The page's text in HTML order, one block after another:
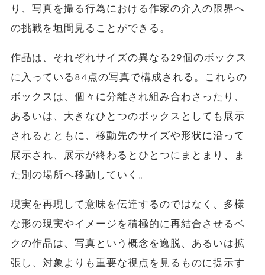
り、写真を撮る行為における作家の介入の限界へ
の挑戦を垣間見ることができる。
作品は、それぞれサイズの異なる29個のボックス
に入っている84点の写真で構成される。これらの
ボックスは、個々に分離され組み合わさったり、
あるいは、大きなひとつのボックスとしても展示
されるとともに、移動先のサイズや形状に沿って
展示され、展示が終わるとひとつにまとまり、ま
た別の場所へ移動していく。
現実を再現して意味を伝達するのではなく、多様
な形の現実やイメージを積極的に再結合させるベ
クの作品は、写真という概念を逸脱、あるいは拡
張し、対象よりも重要な視点を見るものに提示す